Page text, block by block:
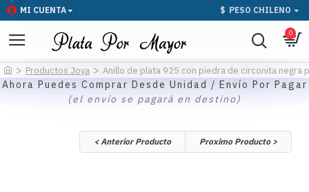
MI CUENTA $ PESO CHILENO
0
Productos Joya Anillo de plata 925 con piedra de circonita negra
Ahora Puedes Comprar Desde Unidad / Envío Por Pagar
(el envío se pagará en destino)
< Anterior Producto Proximo Producto >